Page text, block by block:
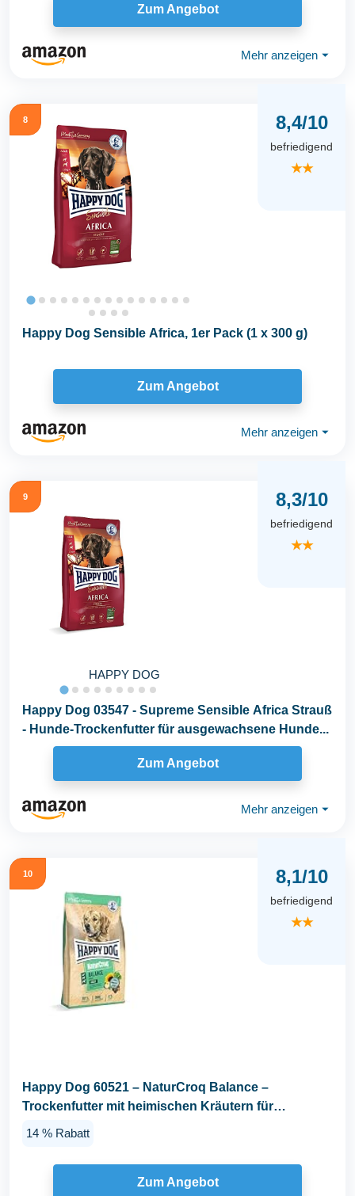
Zum Angebot
Mehr anzeigen ⏷
8 8,4/10
befriedigend
★★
Happy Dog Sensible Africa, 1er Pack (1 x 300 g)
Zum Angebot
Mehr anzeigen ⏷
9
HAPPY DOG
8,3/10
befriedigend
★★
Happy Dog 03547 - Supreme Sensible Africa Strauß
- Hunde-Trockenfutter für ausgewachsene Hunde...
Zum Angebot
Mehr anzeigen ⏷
10 8,1/10
befriedigend
★★
Happy Dog 60521 – NaturCroq Balance –
Trockenfutter mit heimischen Kräutern für
14 % Rabatt
Zum Angebot